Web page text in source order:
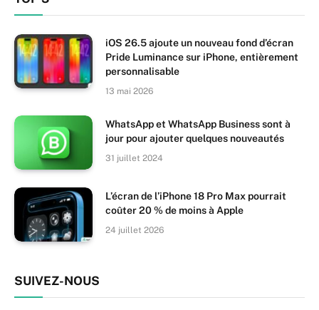
iOS 26.5 ajoute un nouveau fond d’écran
Pride Luminance sur iPhone, entièrement
personnalisable
13 mai 2026
WhatsApp et WhatsApp Business sont à
jour pour ajouter quelques nouveautés
31 juillet 2024
L’écran de l’iPhone 18 Pro Max pourrait
coûter 20 % de moins à Apple
24 juillet 2026
SUIVEZ-NOUS